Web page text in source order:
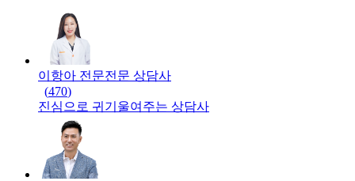
이항아 전문전문 상담사
(470)
진심으로 귀기울여주는 상담사